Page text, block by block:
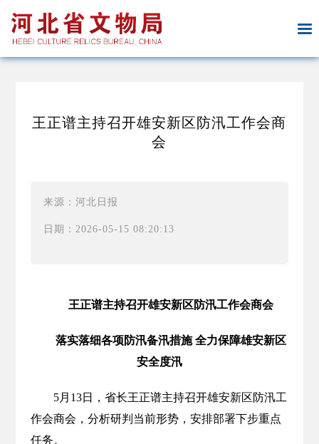
王正谱主持召开雄安新区防汛工作会商
会
来源：河北日报
日期：2026-05-15 08:20:13
王正谱主持召开雄安新区防汛工作会商会
落实落细各项防汛备汛措施 全力保障雄安新区
安全度汛
5月13日，省长王正谱主持召开雄安新区防汛工
作会商会，分析研判当前形势，安排部署下步重点
任务。